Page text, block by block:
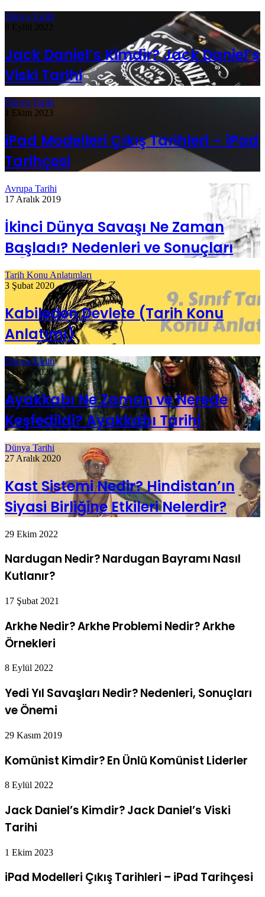
Dünya Tarihi
Jack Daniel’s Kimdir? Jack Daniel’s
Viski Tarihi
Dünya Tarihi
1 Ekim 2023
iPad Modelleri Çıkış Tarihleri – iPad
Tarihçesi
Avrupa Tarihi
17 Aralık 2019
İkinci Dünya Savaşı Ne Zaman
Başladı? Nedenleri ve Sonuçları
Tarih Konu Anlatımları
3 Şubat 2020
Kabileden Devlete (Tarih Konu
Anlatımı)
Dünya Tarihi
6 Ocak 2020
Ayakkabı Ne Zaman ve Nerede
Keşfedildi? Ayakkabı Tarihi
Dünya Tarihi
27 Aralık 2020
Kast Sistemi Nedir? Hindistan’ın
Siyasi Birliğine Etkileri Nelerdir?
29 Ekim 2022
Nardugan Nedir? Nardugan Bayramı Nasıl
Kutlanır?
17 Şubat 2021
Arkhe Nedir? Arkhe Problemi Nedir? Arkhe
Örnekleri
8 Eylül 2022
Yedi Yıl Savaşları Nedir? Nedenleri, Sonuçları
ve Önemi
29 Kasım 2019
Komünist Kimdir? En Ünlü Komünist Liderler
8 Eylül 2022
Jack Daniel’s Kimdir? Jack Daniel’s Viski
Tarihi
1 Ekim 2023
iPad Modelleri Çıkış Tarihleri – iPad Tarihçesi